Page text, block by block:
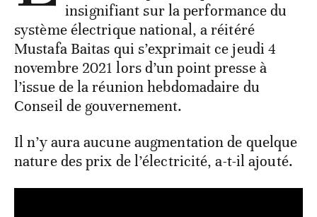
insignifiant sur la performance du
système électrique national, a réitéré
Mustafa Baitas qui s’exprimait ce jeudi 4
novembre 2021 lors d’un point presse à
l’issue de la réunion hebdomadaire du
Conseil de gouvernement.
Il n’y aura aucune augmentation de quelque
nature des prix de l’électricité, a-t-il ajouté.